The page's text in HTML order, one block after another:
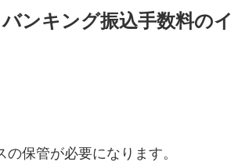
ンキング振込手数料のイ
保管が必要になります。